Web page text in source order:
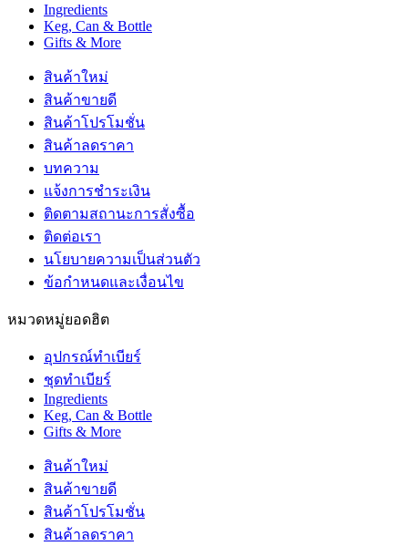
Ingredients
Keg, Can & Bottle
Gifts & More
สินค้าใหม่
สินค้าขายดี
สินค้าโปรโมชั่น
สินค้าลดราคา
บทความ
แจ้งการชำระเงิน
ติดตามสถานะการสั่งซื้อ
ติดต่อเรา
นโยบายความเป็นส่วนตัว
ข้อกำหนดและเงื่อนไข
หมวดหมู่ยอดฮิต
อุปกรณ์ทำเบียร์
ชุดทำเบียร์
Ingredients
Keg, Can & Bottle
Gifts & More
สินค้าใหม่
สินค้าขายดี
สินค้าโปรโมชั่น
สินค้าลดราคา